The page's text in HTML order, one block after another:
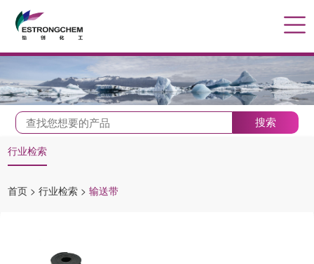
搜索
行业检索
首页 > 行业检索 > 输送带